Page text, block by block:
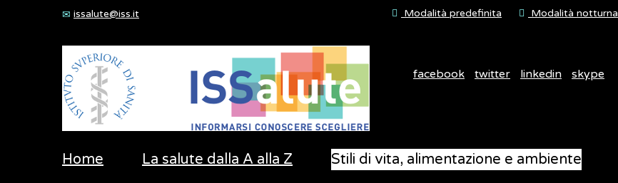
issalute@iss.it Modalità predefinita Modalità notturna
facebook twitter linkedin skype
Home La salute dalla A alla Z Stili di vita, alimentazione e ambiente